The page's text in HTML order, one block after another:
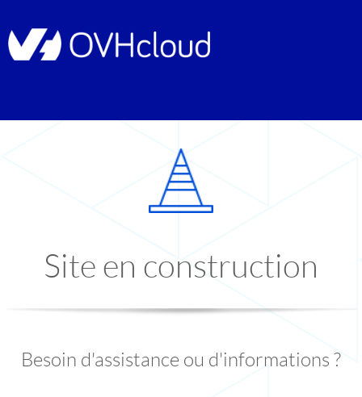
Site en construction
Besoin d'assistance ou d'informations ?